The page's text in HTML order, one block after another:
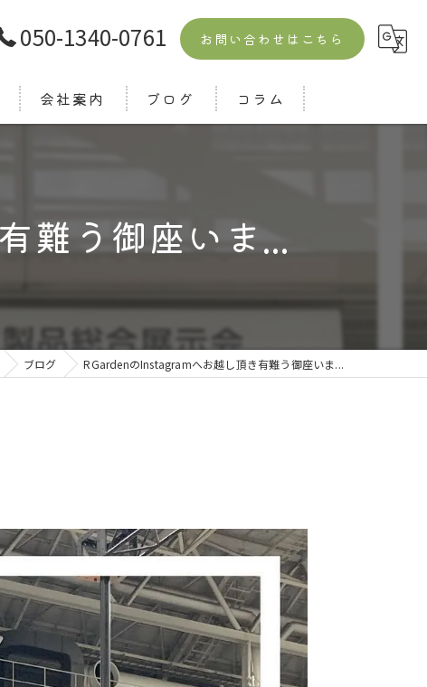
050-1340-0761 お問い合わせはこちら
会社案内 ブログ コラム
う御座いま...
ブログ RGardenのInstagramへお越し頂き有難う御座いま...